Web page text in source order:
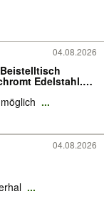
04.08.2026
Edelstahl.
...
04.08.2026
...